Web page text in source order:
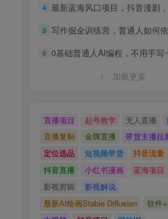
4 最新蓝海风口项目，抖音漫剧，0粉不实名每天一小时，
5 写作掘金训练营，普通人如何依靠写作过上理想生活，可开启你的写作复
6 0基础普通人AI编程，不用手写一行代码，AI开发到上架全流程，普通人
加载更多
直播项目 起号教学 无人直播
直播复制
金牌直播
带货主播拉
定位选品
短视频带货
抖音流量
抖音直播
小红书漫画
蓝海项目
影视剪辑
影视解说
最新AI绘画Stable Diffusion
软件